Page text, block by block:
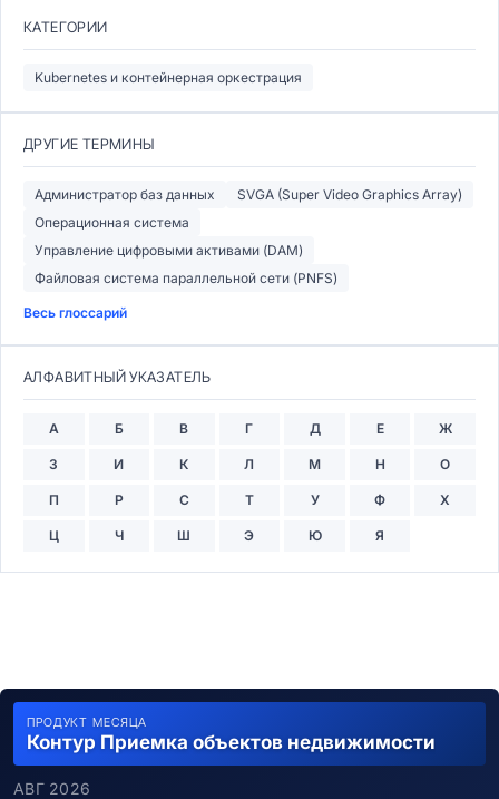
КАТЕГОРИИ
Kubernetes и контейнерная оркестрация
ДРУГИЕ ТЕРМИНЫ
Администратор баз данных
SVGA (Super Video Graphics Array)
Операционная система
Управление цифровыми активами (DAM)
Файловая система параллельной сети (PNFS)
Весь глоссарий
АЛФАВИТНЫЙ УКАЗАТЕЛЬ
А Б В Г Д Е Ж
З И К Л М Н О
П Р С Т У Ф Х
Ц Ч Ш Э Ю Я
ПРОДУКТ МЕСЯЦА
Контур Приемка объектов недвижимости
АВГ 2026